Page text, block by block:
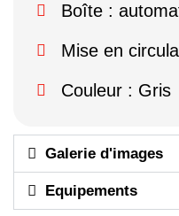
Boîte :
Mise en
Couleur : Gris
Galerie d'images
Equipements